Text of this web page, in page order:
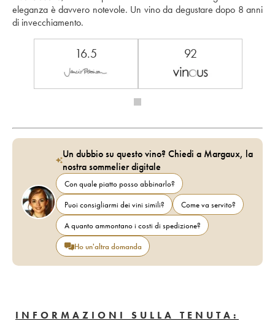
eleganza è davvero notevole. Un vino da degustare dopo 8 anni
di invecchiamento.
16.5 92
Un dubbio su questo vino? Chiedi a Margaux, la
nostra sommelier digitale
Con quale piatto posso abbinarlo?
Puoi consigliarmi dei vini simili?
Come va servito?
A quanto ammontano i costi di spedizione?
Ho un'altra domanda
INFORMAZIONI SULLA TENUTA: